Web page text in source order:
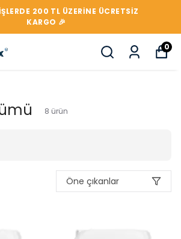
200 TL ÜZERİNE ÜCRETSİZ
KARGO 🎉
0
8 ürün
Öne çıkanlar